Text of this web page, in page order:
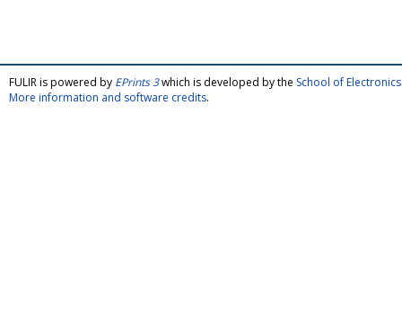
FULIR is powered by EPrints 3which is developed by the School of
More information and software credits.